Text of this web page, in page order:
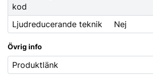
kod
Ljudreducerande teknik
Nej
Övrig info
Produktlänk